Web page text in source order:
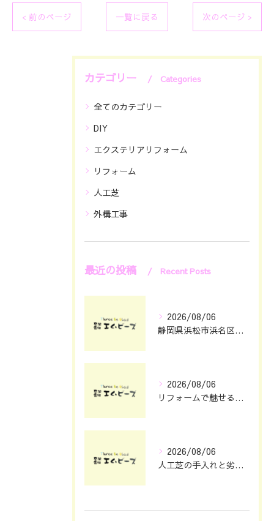
< 前のページ 一覧に戻る 次のページ >
カテゴリー Categories
全てのカテゴリー
DIY
エクステリアリフォーム
リフォーム
人工芝
外構工事
最近の投稿 Recent Posts
2026/08/06
静岡県浜松市浜名区で知っておきたいリフォーム種類と賢い依頼のコツ
2026/08/06
リフォームで魅せる機能的な外構デザインの極意
2026/08/06
人工芝の手入れと劣化対策を静岡県浜松市で賢く続ける方法